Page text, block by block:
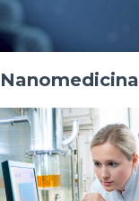
Nanomedicina